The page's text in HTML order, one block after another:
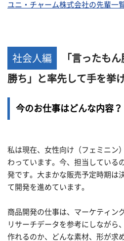
ユニ・チャーム株式会社の先輩一
社会人編 「言ったも
勝ち」と率先して手を挙
今のお仕事はどんな内容？
私は現在、女性向け（フェミニン
わっています。今、担当している
発です。大まかな販売予定時期は
て開発を進めています。
商品開発の仕事は、マーケティン
リサーチデータを参考にしながら
作れるのか、どんな素材、形が求